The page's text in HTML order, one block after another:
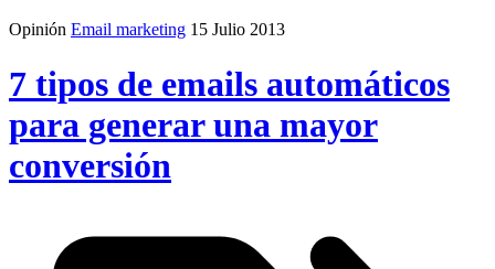
Opinión Email marketing 15 Julio 2013
7 tipos de emails automáticos
para generar una mayor
conversión